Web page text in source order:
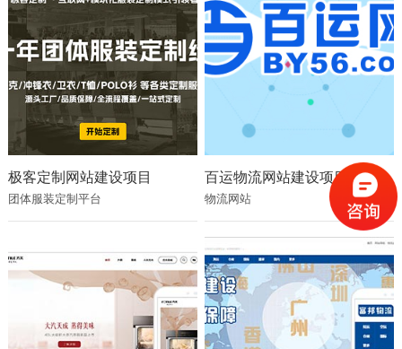
极客定制网站建设项目
团体服装定制平台
百运物流网站建设项目
物流网站